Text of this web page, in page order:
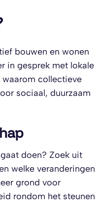
bouwen en wonen
in gesprek met lokale
collectieve
sociaal, duurzaam
doen? Zoek uit
welke veranderingen
grond voor
rondom het steunen